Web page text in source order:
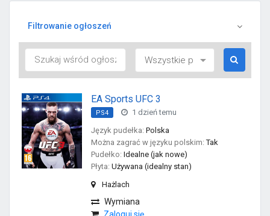
Filtrowanie ogłoszeń
EA Sports UFC 3
PS4
1 dzień temu
Język pudełka: Polska
Można zagrać w języku polskim: Tak
Pudełko: Idealne (jak nowe)
Płyta: Używana (idealny stan)
Hażlach
Wymiana